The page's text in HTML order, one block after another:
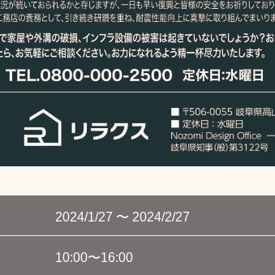
2024/1/27 〜 2024/2/27
10:00〜16:00